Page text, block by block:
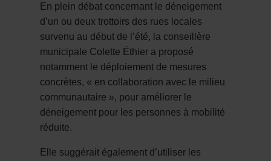
En plein débat concernant le déneigement
d’un ou deux trottoirs des rues locales
survenu au début de l’été, la conseillère
municipale Colette Éthier a proposé
notamment le déploiement de mesures
concrètes, « en collaboration avec le milieu
communautaire », pour améliorer le
déneigement pour les personnes à mobilité
réduite.
Elle suggérait également d’utiliser les